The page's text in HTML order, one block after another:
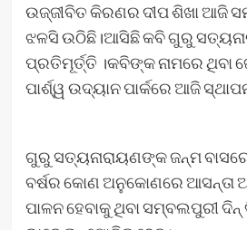
ଉଜ୍ଜୀବିତ କିରଣର ଦୀପ ଶିଖା ଆଜି
ଝଳସି ଉଠିଛି।ଆସିଛି କବି ଗୁରୁ
ପ୍ରତିମୂର୍ତ୍ତି ।କବିଙ୍କ ନାମରେ ଥିବା
ପାର୍ଶ୍ୱ ଉଦ୍ୟାନ ପାର୍କରେ ଆଜି
ଗୁରୁ ସତ୍ୟନାରାୟଣଙ୍କ ଜନ୍ମ
ବର୍ଷର କୋଣ ଅନୁକୋଣରେ ଆସନ୍ତା
ପାଳନ ହେବାକୁ ଥିବା ସମ୍ବଲପୁରୀ